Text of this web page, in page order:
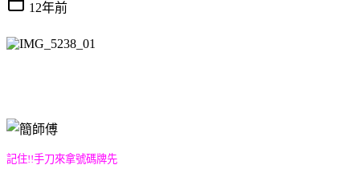
12年前
記住!!手刀來拿號碼牌先